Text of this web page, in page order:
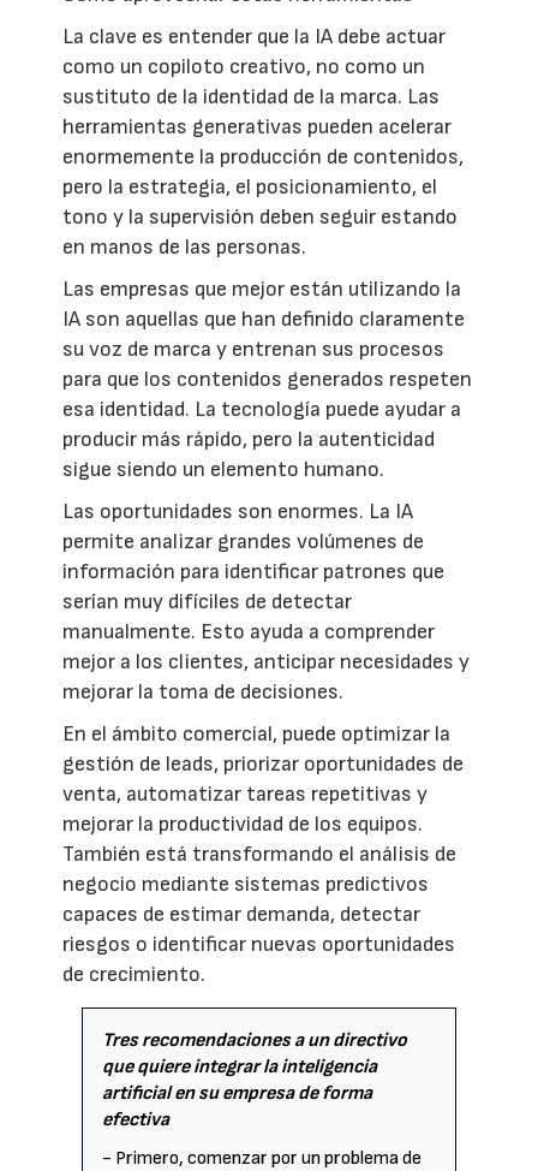
La clave es entender que la IA debe actuar
como un copiloto creativo, no como un
sustituto de la identidad de la marca. Las
herramientas generativas pueden acelerar
enormemente la producción de contenidos,
pero la estrategia, el posicionamiento, el
tono y la supervisión deben seguir estando
en manos de las personas.
Las empresas que mejor están utilizando la
IA son aquellas que han definido claramente
su voz de marca y entrenan sus procesos
para que los contenidos generados respeten
esa identidad. La tecnología puede ayudar a
producir más rápido, pero la autenticidad
sigue siendo un elemento humano.
Las oportunidades son enormes. La IA
permite analizar grandes volúmenes de
información para identificar patrones que
serían muy difíciles de detectar
manualmente. Esto ayuda a comprender
mejor a los clientes, anticipar necesidades y
mejorar la toma de decisiones.
En el ámbito comercial, puede optimizar la
gestión de leads, priorizar oportunidades de
venta, automatizar tareas repetitivas y
mejorar la productividad de los equipos.
También está transformando el análisis de
negocio mediante sistemas predictivos
capaces de estimar demanda, detectar
riesgos o identificar nuevas oportunidades
de crecimiento.
Tres recomendaciones a un directivo
que quiere integrar la inteligencia
artificial en su empresa de forma
efectiva
- Primero, comenzar por un problema de